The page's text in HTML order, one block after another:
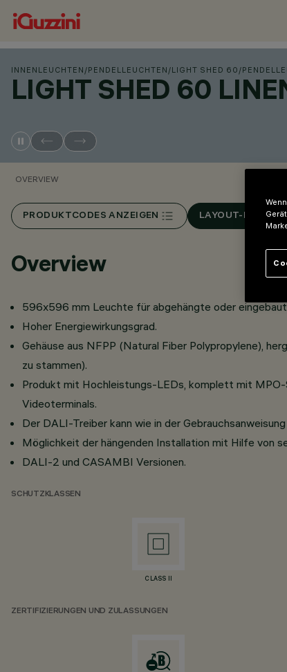
INNENLEUCHTEN /PENDELLEUCHTEN /LIGHT SHED 60 /
LIGHT SHED 60
OVERVIEW
PRODUKTCODES ANZEIGEN LAYOUT-
Overview
596x596 mm Leuchte für abgehängte oder
Hoher Energiewirkungsgrad.
Gehäuse aus NFPP (Natural Fiber Polypropylene),
zu stammen).
Produkt mit Hochleistungs-LEDs, komplett mit
Videoterminals.
Der DALI-Treiber kann wie in der
Möglichkeit der hängenden Installation mit Hilfe von
DALI-2 und CASAMBI Versionen.
SCHUTZKLASSEN
CLASS II
ZERTIFIZIERUNGEN UND ZULASSUNGEN